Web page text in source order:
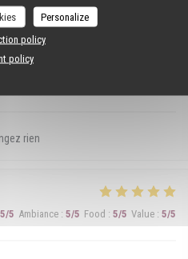
Personalize
policy
policy
5/5 Ambiance: 5/5 Food
rien
5/5 Ambiance : 5/5 Food : 5/5 Value : 5/5